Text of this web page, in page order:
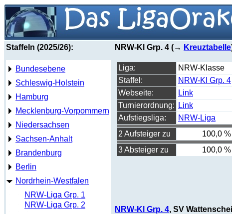
Staffeln (2025/26):
Bundesebene
Schleswig-Holstein
Hamburg
Mecklenburg-Vorpommern
Niedersachsen
Sachsen-Anhalt
Brandenburg
Berlin
Nordrhein-Westfalen
NRW-Liga Grp. 1
NRW-Liga Grp. 2
NRW-Kl Grp. 4 (→ Kreuztabelle
Liga:
NRW-Klasse
Staffel:
NRW-Kl Grp. 4
Webseite:
Link
Turnierordnung:
Link
Aufstiegsliga:
NRW-Liga
2 Aufsteiger zu
100,0 %
3 Absteiger zu
100,0 %
NRW-Kl Grp. 4, SV